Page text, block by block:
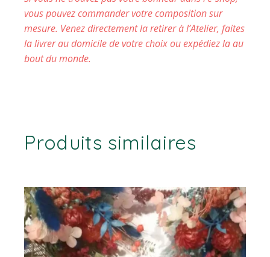
vous pouvez commander votre composition sur
mesure. Venez directement la retirer à l’Atelier, faites
la livrer au domicile de votre choix ou expédiez la au
bout du monde.
Produits similaires